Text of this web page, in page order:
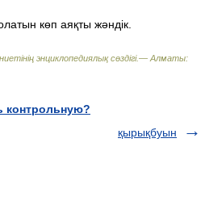
көп аяқты жәндік.
энциклопедиялық сөздігі.— Алматы:
контрольную?
қырықбуын